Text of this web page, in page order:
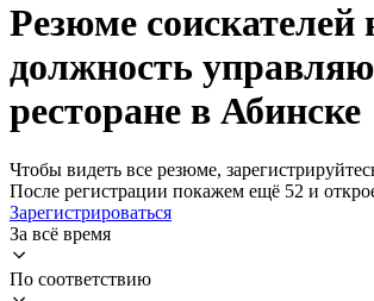
Резюме соискателей
должность
ресторане в Абинске
Чтобы видеть все резюме,
После регистрации покажем ещё 52 и
Зарегистрироваться
За всё время
По соответствию